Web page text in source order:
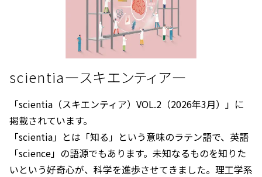
scientia―スキエンティア―
「scientia（スキエンティア）VOL.2（2026年3月）」に
掲載されています。
「scientia」とは「知る」という意味のラテン語で、英語
「science」の語源でもあります。未知なるものを知りた
いという好奇心が、科学を進歩させてきました。理工学系